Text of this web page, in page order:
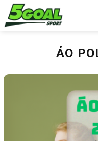
Chuyển
đến
ÁO